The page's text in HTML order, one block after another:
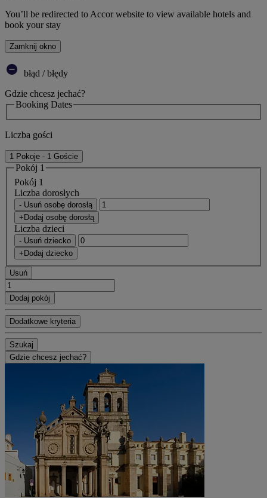
You’ll be redirected to Accor website to view available hotels and
book your stay
Zamknij okno
błąd / błędy
Gdzie chcesz jechać?
Booking Dates
Liczba gości
1 Pokoje - 1 Goście
Pokój 1
Pokój 1
Liczba dorosłych
- Usuń osobę dorosłą
+Dodaj osobę dorosłą
Liczba dzieci
- Usuń dziecko
+Dodaj dziecko
Usuń
Dodaj pokój
Dodatkowe kryteria
Szukaj
Gdzie chcesz jechać?